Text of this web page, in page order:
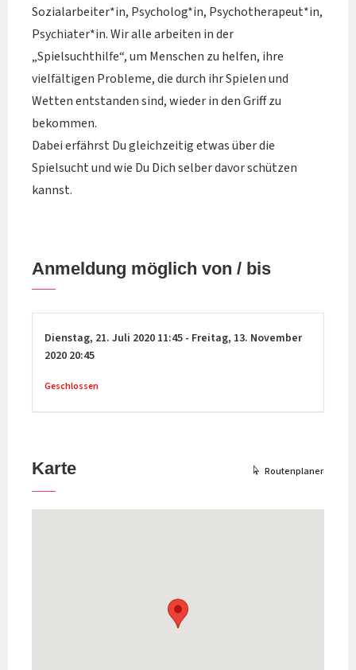
Sozialarbeiter*in, Psycholog*in, Psychotherapeut*in,
Psychiater*in. Wir alle arbeiten in der
„Spielsuchthilfe“, um Menschen zu helfen, ihre
vielfältigen Probleme, die durch ihr Spielen und
Wetten entstanden sind, wieder in den Griff zu
bekommen.
Dabei erfährst Du gleichzeitig etwas über die
Spielsucht und wie Du Dich selber davor schützen
kannst.
Anmeldung möglich von / bis
Dienstag, 21. Juli 2020 11:45 - Freitag, 13. November
2020 20:45
Geschlossen
Karte Routenplaner